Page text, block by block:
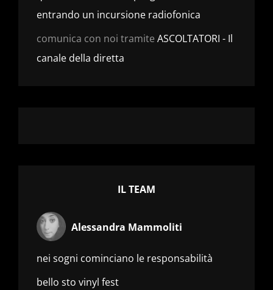
entrando un incursione radiofonica
comunica con noi tramite ASCOLTATORI - Il
canale della diretta
IL TEAM
Alessandra Mammoliti
nei sogni cominciano le responsabilità
bello sto vinyl fest